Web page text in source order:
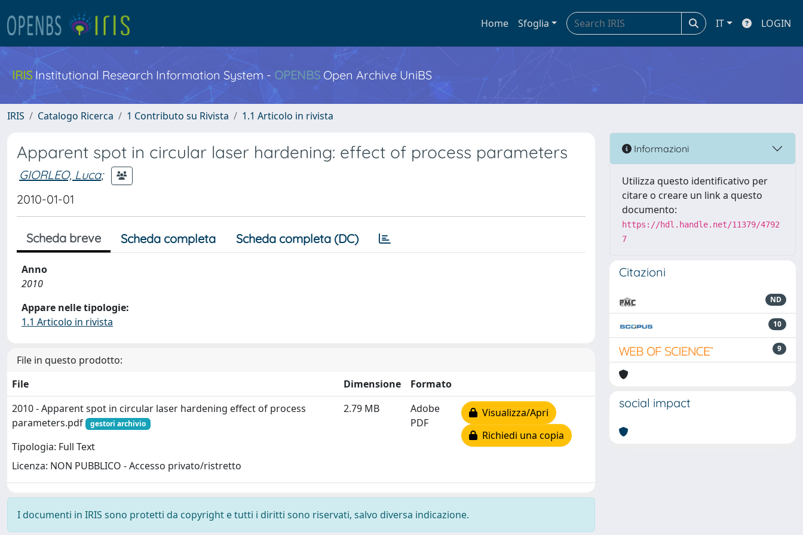
Home Sfoglia IT LOGIN
IRIS Institutional Research Information System - OPENBS Open Archive UniBS
IRIS Catalogo Ricerca 1 Contributo su Rivista 1.1 Articolo in rivista
Apparent spot in circular laser hardening: effect of process parameters
GIORLEO, Luca;
2010-01-01
Scheda breve Scheda completa Scheda completa (DC)
Anno
2010
Appare nelle tipologie:
1.1 Articolo in rivista
File in questo prodotto:
File
Dimensione
Formato
2010 - Apparent spot in circular laser hardening effect of process
parameters.pdf
gestori archivio
Tipologia: Full Text
Licenza: NON PUBBLICO - Accesso privato/ristretto
2.79 MB
Adobe
PDF
Visualizza/Apri
Richiedi una copia
I documenti in IRIS sono protetti da copyright e tutti i diritti sono riservati, salvo diversa indicazione.
Informazioni
Utilizza questo identificativo per
citare o creare un link a questo
documento:
https://hdl.handle.net/11379/4792
7
Citazioni
ND
10
9
social impact